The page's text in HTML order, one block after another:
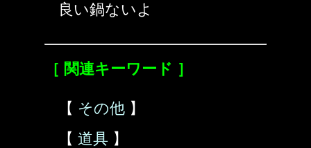
良い鍋ないよ
［ 関連キーワード ］
【 その他 】
【 道具 】